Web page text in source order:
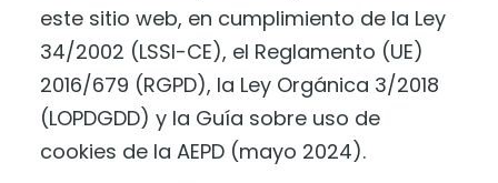
este sitio web, en cumplimiento de la Ley
34/2002 (LSSI-CE), el Reglamento (UE)
2016/679 (RGPD), la Ley Orgánica 3/2018
(LOPDGDD) y la Guía sobre uso de
cookies de la AEPD (mayo 2024).